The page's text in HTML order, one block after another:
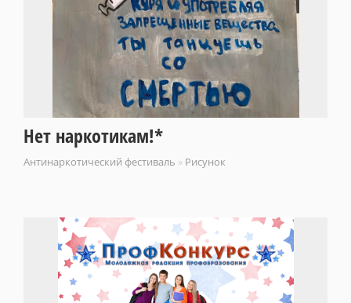
Нет наркотикам!*
Антинаркотический фестиваль » Рисунок